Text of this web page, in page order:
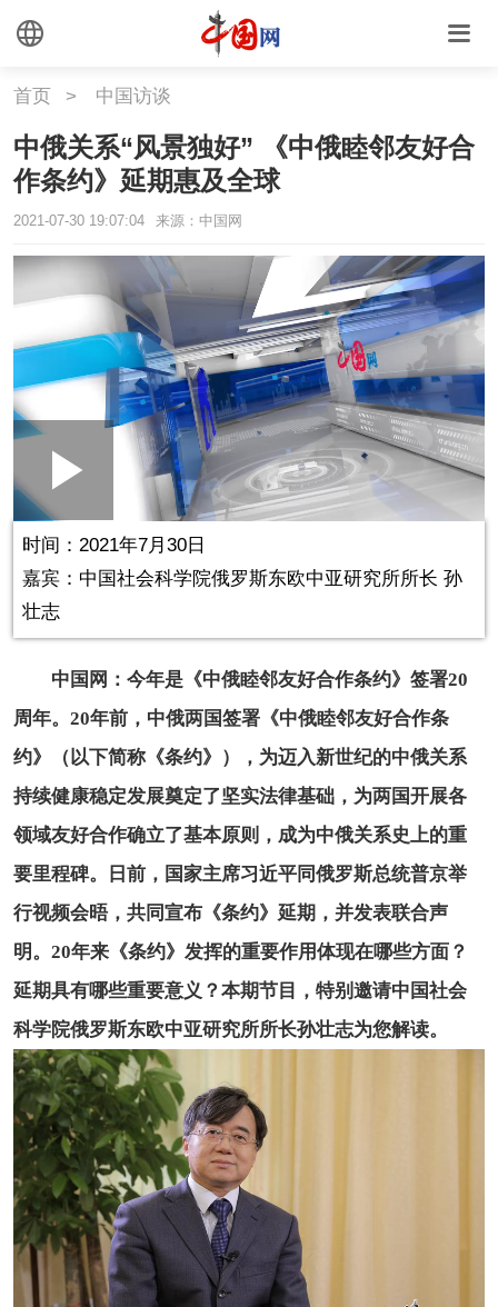
首页 > 中国访谈
中俄关系“风景独好” 《中俄睦邻友好合
作条约》延期惠及全球
2021-07-30 19:07:04 来源：中国网
Play
Video
Picture-
in-
Picture
时间：2021年7月30日
嘉宾：中国社会科学院俄罗斯东欧中亚研究所所长 孙
壮志
中国网：今年是《中俄睦邻友好合作条约》签署20
周年。20年前，中俄两国签署《中俄睦邻友好合作条
约》（以下简称《条约》），为迈入新世纪的中俄关系
持续健康稳定发展奠定了坚实法律基础，为两国开展各
领域友好合作确立了基本原则，成为中俄关系史上的重
要里程碑。日前，国家主席习近平同俄罗斯总统普京举
行视频会晤，共同宣布《条约》延期，并发表联合声
明。20年来《条约》发挥的重要作用体现在哪些方面？
延期具有哪些重要意义？本期节目，特别邀请中国社会
科学院俄罗斯东欧中亚研究所所长孙壮志为您解读。